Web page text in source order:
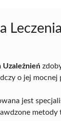
Uzależnień
o jej
jest